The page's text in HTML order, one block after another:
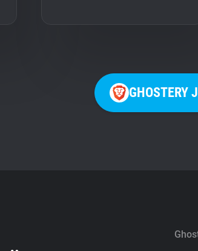
GHOSTERY